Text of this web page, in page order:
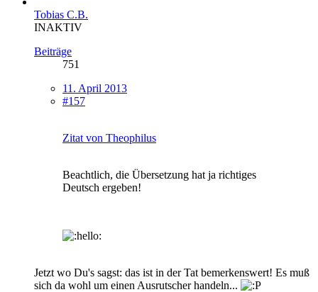
Tobias C.B.
INAKTIV
Beiträge
751
11. April 2013
#157
Zitat von Theophilus
Beachtlich, die Übersetzung hat ja richtiges
Deutsch ergeben!
Jetzt wo Du's sagst: das ist in der Tat bemerkenswert! Es muß
sich da wohl um einen Ausrutscher handeln...